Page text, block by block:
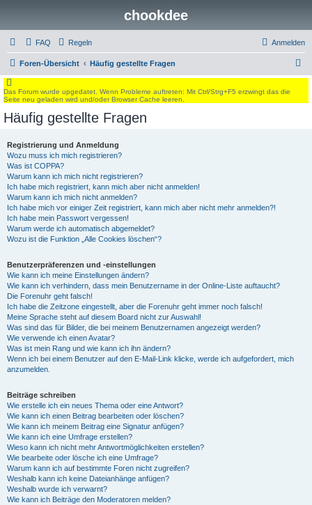
chookdee
FAQ Regeln Anmelden
Foren-Übersicht Häufig gestellte Fragen
u
Das Forum wurde upgedatet. Wenn Probleme auftreten: Mit Ctrl/Strg+F5 erzwingt das die
Seite neu geladen wird und/oder Browser Cache leeren.
Häufig gestellte Fragen
Registrierung und Anmeldung
Wozu muss ich mich registrieren?
Was ist COPPA?
Warum kann ich mich nicht registrieren?
Ich habe mich registriert, kann mich aber nicht anmelden!
Warum kann ich mich nicht anmelden?
Ich habe mich vor einiger Zeit registriert, kann mich aber nicht mehr anmelden?!
Ich habe mein Passwort vergessen!
Warum werde ich automatisch abgemeldet?
Wozu ist die Funktion „Alle Cookies löschen“?
Benutzerpräferenzen und -einstellungen
Wie kann ich meine Einstellungen ändern?
Wie kann ich verhindern, dass mein Benutzername in der Online-Liste auftaucht?
Die Forenuhr geht falsch!
Ich habe die Zeitzone eingestellt, aber die Forenuhr geht immer noch falsch!
Meine Sprache steht auf diesem Board nicht zur Auswahl!
Was sind das für Bilder, die bei meinem Benutzernamen angezeigt werden?
Wie verwende ich einen Avatar?
Was ist mein Rang und wie kann ich ihn ändern?
Wenn ich bei einem Benutzer auf den E-Mail-Link klicke, werde ich aufgefordert, mich
anzumelden.
Beiträge schreiben
Wie erstelle ich ein neues Thema oder eine Antwort?
Wie kann ich einen Beitrag bearbeiten oder löschen?
Wie kann ich meinem Beitrag eine Signatur anfügen?
Wie kann ich eine Umfrage erstellen?
Wieso kann ich nicht mehr Antwortmöglichkeiten erstellen?
Wie bearbeite oder lösche ich eine Umfrage?
Warum kann ich auf bestimmte Foren nicht zugreifen?
Weshalb kann ich keine Dateianhänge anfügen?
Weshalb wurde ich verwarnt?
Wie kann ich Beiträge den Moderatoren melden?